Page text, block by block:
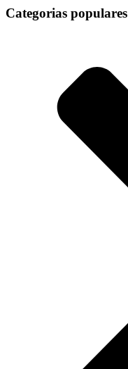
Categorias populares